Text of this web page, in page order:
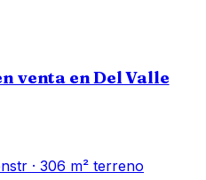
venta en Del Valle
· 306 m² terreno